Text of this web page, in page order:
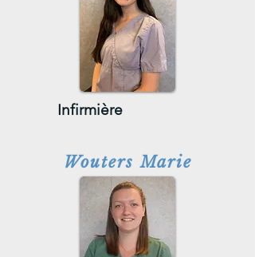
Infirmière
Wouters Marie